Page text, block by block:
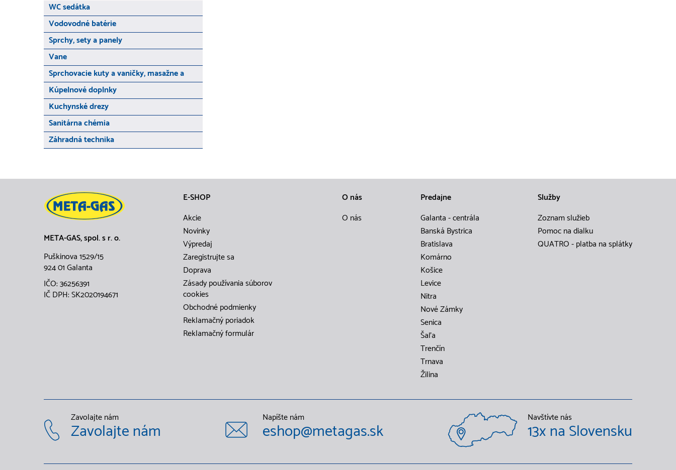
WC sedátka
Vodovodné batérie
Sprchy, sety a panely
Vane
Sprchovacie kuty a vaničky, masažne a
Kúpelnové doplnky
Kuchynské drezy
Sanitárna chémia
Záhradná technika
META-GAS, spol. s r. o.
Puškinova 1529/15
924 01 Galanta
IČO: 36256391
IČ DPH: SK2020194671
E-SHOP
Akcie
Novinky
Výpredaj
Zaregistrujte sa
Doprava
Zásady používania súborov
cookies
Obchodné podmienky
Reklamačný poriadok
Reklamačný formulár
O nás
O nás
Predajne
Galanta - centrála
Banská Bystrica
Bratislava
Komárno
Košice
Levice
Nitra
Nové Zámky
Senica
Šaľa
Trenčín
Trnava
Žilina
Služby
Zoznam služieb
Pomoc na dialku
QUATRO - platba na splátky
Zavolajte nám
Zavolajte nám
Napíšte nám
eshop@metagas.sk
Navštívte nás
13x na Slovensku